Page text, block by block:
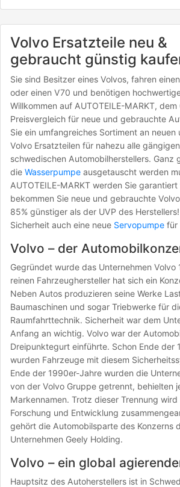
Volvo Ersatzteile neu &
gebraucht günstig
Sie sind Besitzer eines Volvos, fahren
oder einen V70 und benötigen
Willkommen auf AUTOTEILE-MARKT, dem
Preisvergleich für neue und gebrauchte
Sie ein umfangreiches Sortiment an
Volvo Ersatzteilen für nahezu alle
schwedischen Automobilherstellers. Ganz
die Wasserpumpe ausgetauscht werden
AUTOTEILE-MARKT werden Sie
bekommen Sie neue und gebrauchte
85% günstiger als der UVP des
Sicherheit auch eine neue Servopumpe für
Volvo – der
Gegründet wurde das Unternehmen Volvo
reinen Fahrzeughersteller hat sich ein
Neben Autos produzieren seine Werke
Baumaschinen und sogar Triebwerke für
Raumfahrttechnik. Sicherheit war dem
Anfang an wichtig. Volvo war der
Dreipunktegurt einführte. Schon Ende der
wurden Fahrzeuge mit diesem
Ende der 1990er-Jahre wurden die
von der Volvo Gruppe getrennt, behielten
Markennamen. Trotz dieser Trennung
Forschung und Entwicklung
gehört die Automobilsparte des Konzerns
Unternehmen Geely Holding.
Volvo – ein global
Hauptsitz des Autoherstellers ist in